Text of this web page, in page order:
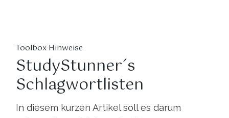
Toolbox Hinweise
StudyStunner´s
Schlagwortlisten
In diesem kurzen Artikel soll es darum